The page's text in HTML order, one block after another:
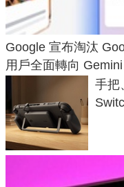
Google 宣布淘汰
用戶全面轉向 Gemini
手把